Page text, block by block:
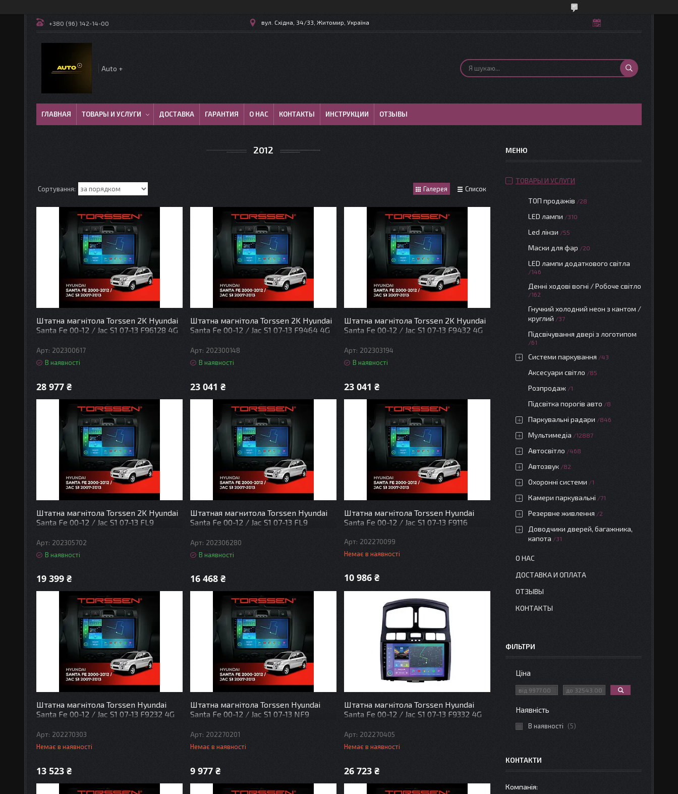
+380 (96) 142-14-00 вул. Східна, 34/33, Житомир, Україна
Auto +
ГЛАВНАЯ ТОВАРЫ И УСЛУГИ ДОСТАВКА ГАРАНТИЯ О НАС КОНТАКТЫ ИНСТРУКЦИИ ОТЗЫВЫ
2012
Галерея Список
Штатна магнітола Torssen 2K Hyundai
Santa Fe 00-12 / Jac S1 07-13 F96128 4G
202300617
В наявності
28 977 ₴
Штатна магнітола Torssen 2K Hyundai
Santa Fe 00-12 / Jac S1 07-13 F9464 4G
202300148
В наявності
23 041 ₴
Штатна магнітола Torssen 2K Hyundai
Santa Fe 00-12 / Jac S1 07-13 F9432 4G
202303194
В наявності
23 041 ₴
Штатна магнітола Torssen 2K Hyundai
Santa Fe 00-12 / Jac S1 07-13 FL9
202305702
В наявності
19 399 ₴
Штатная магнитола Torssen Hyundai
Santa Fe 00-12 / Jac S1 07-13 FL9
202306280
В наявності
16 468 ₴
Штатна магнітола Torssen Hyundai
Santa Fe 00-12 / Jac S1 07-13 F9116
202270099
Немає в наявності
10 986 ₴
Штатна магнітола Torssen Hyundai
Santa Fe 00-12 / Jac S1 07-13 F9232 4G
202270303
Немає в наявності
13 523 ₴
Штатна магнітола Torssen Hyundai
Santa Fe 00-12 / Jac S1 07-13 NF9
202270201
Немає в наявності
9 977 ₴
Штатна магнітола Torssen Hyundai
Santa Fe 00-12 / Jac S1 07-13 F9332 4G
202270405
Немає в наявності
26 723 ₴
ТОВАРЫ И УСЛУГИ
ТОП продажів 28
LED лампи 310
Led лінзи 55
Маски для фар 20
LED лампи додаткового світла
146
Денні ходові вогні / Робоче світло
162
Гнучкий холодний неон з кантом /
круглий
37
Підсвічування двері з логотипом
61
Системи паркування 43
Аксесуари світло 85
Розпродаж 1
Підсвітка порогів авто 8
Паркувальні радари 846
Мультимедіа 12887
Автосвітло 468
Автозвук 82
Охоронні системи 1
Камери паркувальні 71
Резервне живлення 2
Доводчики дверей, багажника,
капота
31
О НАС
ДОСТАВКА И ОПЛАТА
ОТЗЫВЫ
КОНТАКТЫ
ФІЛЬТРИ
Ціна
Наявність
В наявності 5
КОНТАКТИ